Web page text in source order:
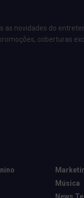
as novidades do
coberturas
Música